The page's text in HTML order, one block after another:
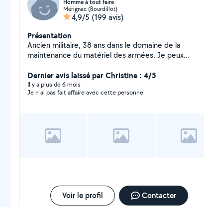
Homme à tout faire
Mérignac (Bourdillot)
4,9/5 (199 avis)
Présentation
Ancien militaire, 38 ans dans le domaine de la
maintenance du matériel des armées. Je peux
évacuations diverses et autres...Aide à la personne
pour les courses...
Dernier avis laissé par Christine : 4/5
Il y a plus de 6 mois
Je n ai pas fait affaire avec cette personne
Voir le profil Contacter